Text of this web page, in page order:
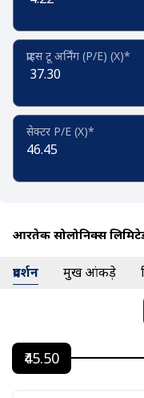
प्राइस टू अर्निंग (P/E) (X)*
37.30
सेक्टर P/E (X)*
46.45
आरतेक सोलोनिक्स
प्रदर्शन प्रमुख आंकड़े
₹45.50